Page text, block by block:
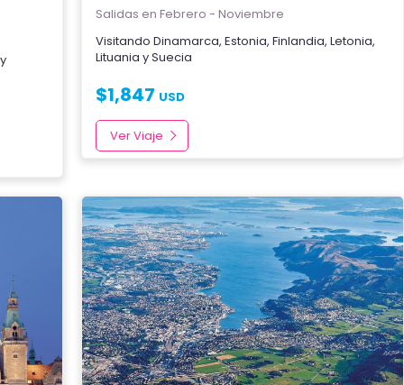
y
Salidas en Febrero - Noviembre
Visitando Dinamarca, Estonia, Finlandia, Letonia,
Lituania ySuecia
$1,847 USD
Ver Viaje